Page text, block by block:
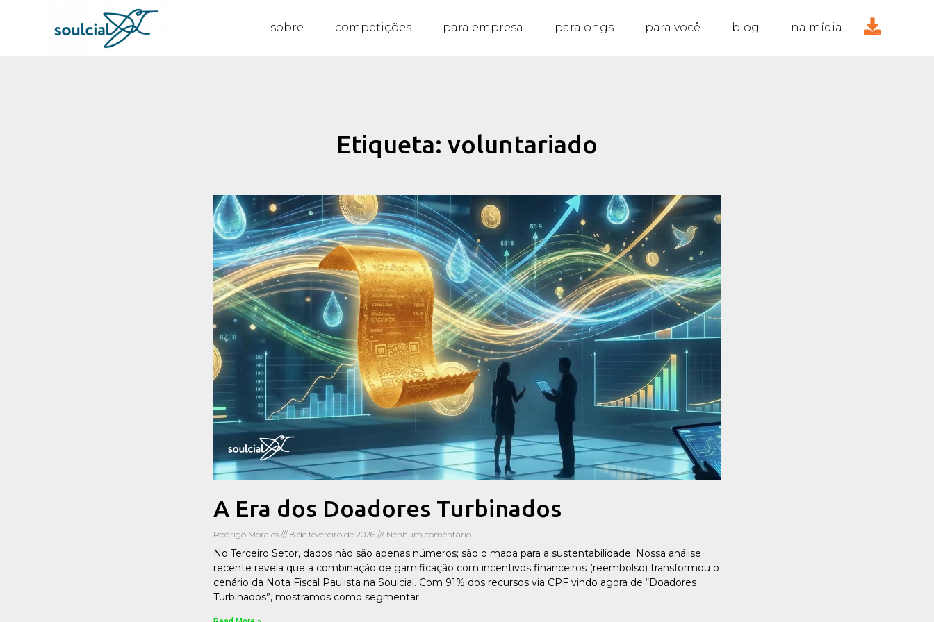
sobre competições para empresa para ongs para você blog na mídia
Etiqueta: voluntariado
A Era dos Doadores Turbinados
Rodrigo Morales 8 de fevereiro de 2026 Nenhum comentário
No Terceiro Setor, dados não são apenas números; são o mapa para a sustentabilidade. Nossa análise
recente revela que a combinação de gamificação com incentivos financeiros (reembolso) transformou o
cenário da Nota Fiscal Paulista na Soulcial. Com 91% dos recursos via CPF vindo agora de “Doadores
Turbinados”, mostramos como segmentar